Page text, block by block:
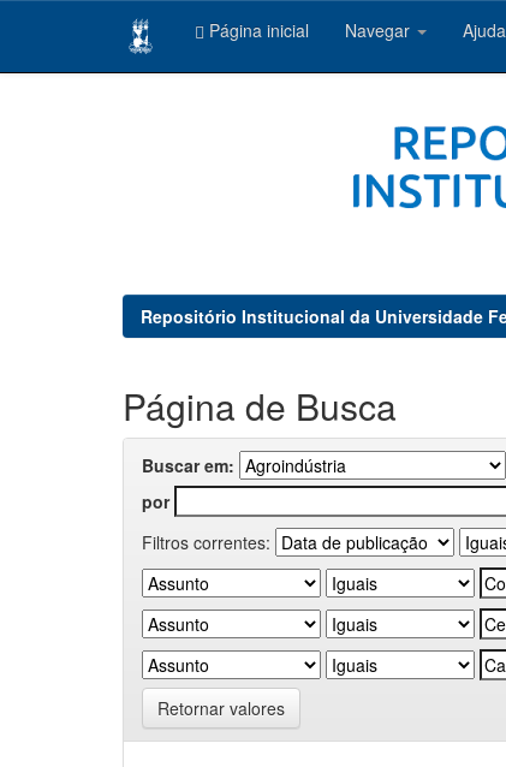
Página inicial Navegar Ajuda
Repositório Institucional da Universidade
Página de Busca
Buscar em:
por
Filtros correntes:
Retornar valores